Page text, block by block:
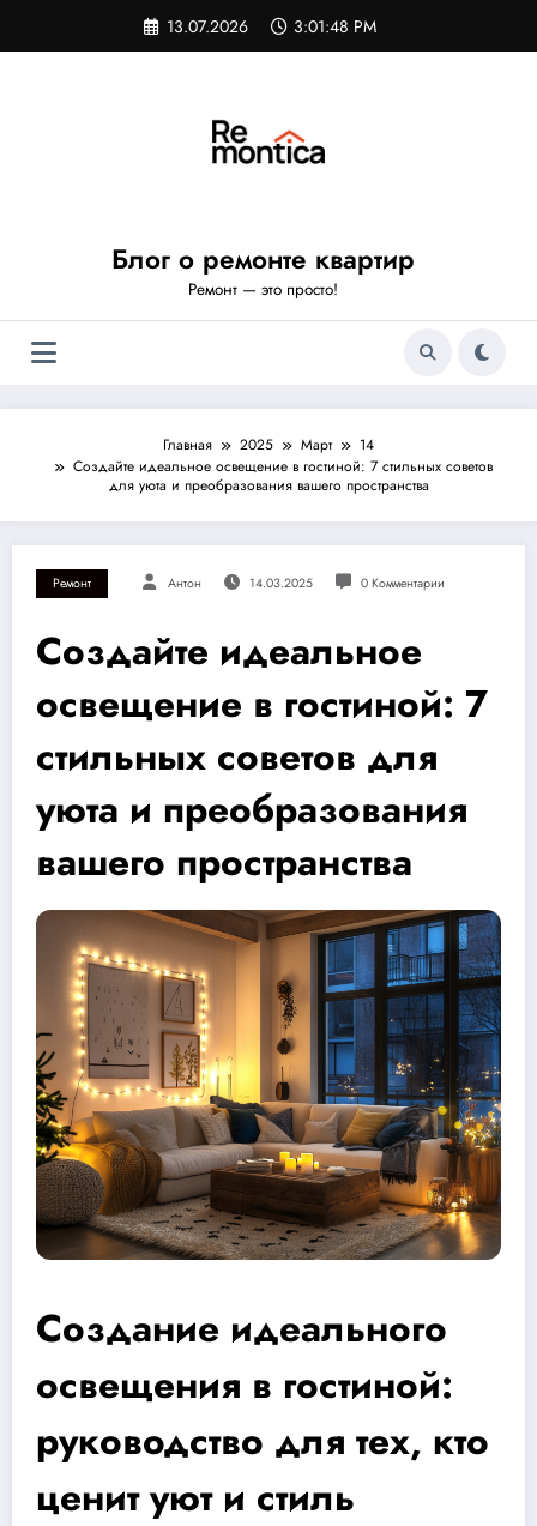
содержимому
13.07.2026 3:01:49 PM
Блог о ремонте квартир
Ремонт — это просто!
Главная 2025 Март
14
Создайте идеальное освещение в гостиной: 7 стильных советов
для уюта и преобразования вашего пространства
Ремонт Антон 14.03.2025 0 Комментарии
Создайте идеальное
освещение в гостиной: 7
стильных советов для
уюта и преобразования
вашего пространства
Создание идеального
освещения в гостиной:
руководство для тех, кто
ценит уют и стиль